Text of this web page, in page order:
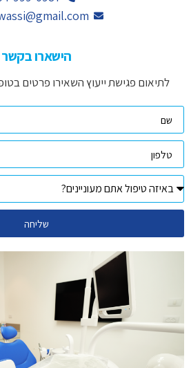
הישארו בקשר
לתיאום פגישת ייעוץ השאירו פרטים
שליחה